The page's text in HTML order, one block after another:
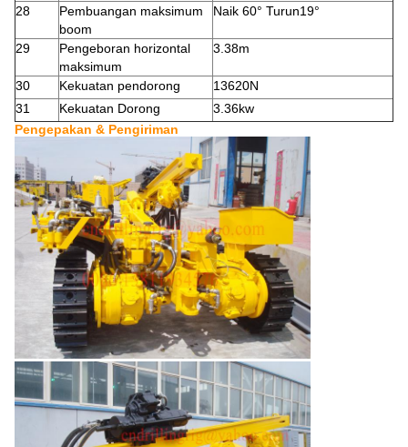
28
Pembuangan maksimum
boom
Naik 60° Turun19°
29
Pengeboran horizontal
maksimum
3.38m
30 Kekuatan pendorong
13620N
31
Kekuatan Dorong
3.36kw
Pengepakan & Pengiriman